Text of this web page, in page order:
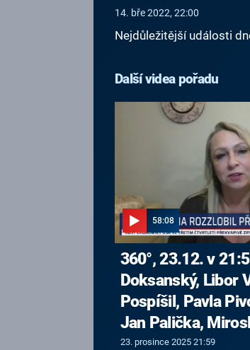
14. bře 2022, 22:00
Nejdůležitější události
Další videa pořadu
58:08
360°, 23.12. v
Doksanský, Libor
Pospíšil, Pavla
Jan Palička,
23. prosince 2025 21:59